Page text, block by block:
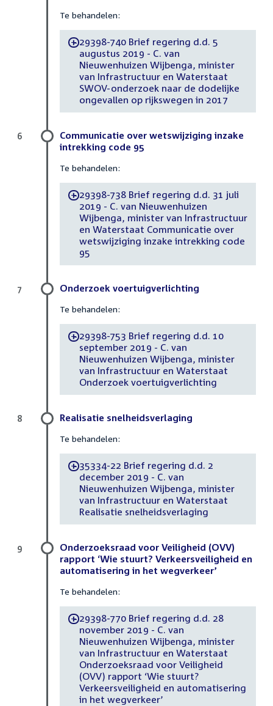
Te behandelen:
-29398-740 Brief regering d.d. 5
augustus 2019 - C. van
Nieuwenhuizen Wijbenga, minister
van Infrastructuur en Waterstaat
SWOV-onderzoek naar de dodelijke
ongevallen op rijkswegen in 2017
Communicatie over wetswijziging inzake
intrekking code 95
Te behandelen:
-29398-738 Brief regering d.d. 31 juli
2019 - C. van Nieuwenhuizen
Wijbenga, minister van Infrastructuur
en Waterstaat Communicatie over
wetswijziging inzake intrekking code
95
6
Onderzoek voertuigverlichting
Te behandelen:
-29398-753 Brief regering d.d. 10
september 2019 - C. van
Nieuwenhuizen Wijbenga, minister
van Infrastructuur en Waterstaat
Onderzoek voertuigverlichting
7
Realisatie snelheidsverlaging
Te behandelen:
-35334-22 Brief regering d.d. 2
december 2019 - C. van
Nieuwenhuizen Wijbenga, minister
van Infrastructuur en Waterstaat
Realisatie snelheidsverlaging
8
Onderzoeksraad voor Veiligheid (OVV)
rapport ‘Wie stuurt? Verkeersveiligheid en
automatisering in het wegverkeer’
Te behandelen:
-29398-770 Brief regering d.d. 28
november 2019 - C. van
Nieuwenhuizen Wijbenga, minister
van Infrastructuur en Waterstaat
Onderzoeksraad voor Veiligheid
(OVV) rapport ‘Wie stuurt?
Verkeersveiligheid en automatisering
in het wegverkeer’
9